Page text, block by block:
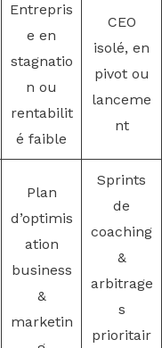
Entrepris
e en
stagnatio
n ou
rentabilit
é faible
CEO
isolé, en
pivot ou
lanceme
nt
Plan
d’optimis
ation
business
&
marketin
Sprints
de
coaching
&
arbitrage
s
prioritair